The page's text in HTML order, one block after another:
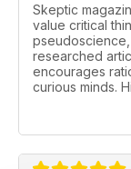
Skeptic
value critical
researched
encourages
curious minds.